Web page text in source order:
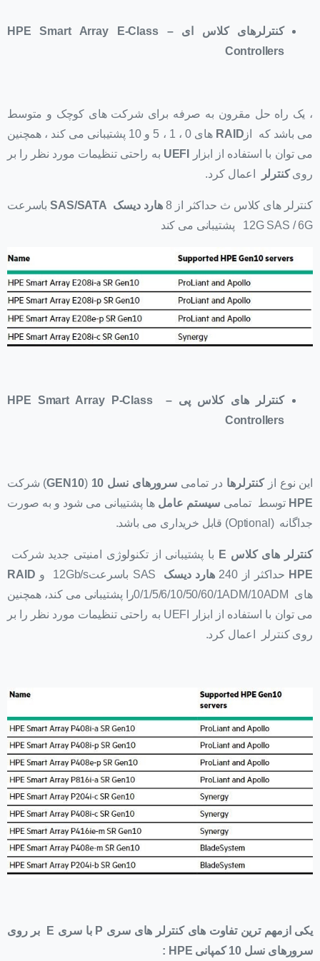
کنترلرهای کلاس ای –HPE Smart Array E-Class
Controllers
، یک راه حل مقرون به صرفه برای شرکت های کوچک و متوسط
می باشد که از RAID
های 0 ، 1 ، 5 و 10 پشتیبانی می کند ، همچنین
می توان با استفاده از ابزار
UEFI به راحتی تنظیمات مورد نظر را بر
رویکنترلر اعمال کرد.
کنترلر های کلاس ث حداکثر از 8 هارد دیسک SAS/SATAباسرعت
12G SAS / 6G پشتیبانی می کند
کنترلر های کلاس پی –HPE Smart Array P-Class
Controllers
این نوع ازکنترلرها در تمامیسرورهای نسل 10 (
GEN10) شرکت
HPE توسط تمامی سیستم عامل ها پشتیبانی می شود و به صورت
جداگانه (Optional) قابل خریداری می باشد.
کنترلر های کلاس E
با پشتیبانی از تکنولوژی امنیتی جدید شرکت
HPE حداکثر از 240 هارد دیسک
RAID
های 0/1/5/6/10/50/60/1ADM/10ADMرا پشتیبانی می کند، همچنین
می توان با استفاده از ابزار UEFI به راحتی تنظیمات مورد نظر را بر
روی کنترلر اعمال کرد.
یکی ازمهم ترین تفاوت های کنترلر های سری P با سری E بر روی
سرورهای نسل 10 کمپانی HPE :